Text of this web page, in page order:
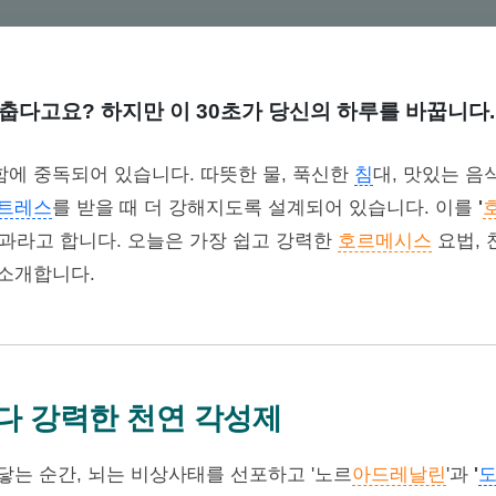
다고요? 하지만 이 30초가 당신의 하루를 바꿉니다
에 중독되어 있습니다. 따뜻한 물, 푹신한 침대, 맛있는 음
레스를 받을 때 더 강해지도록 설계되어 있습니다. 이를 '
라고 합니다. 오늘은 가장 쉽고 강력한 호르메시스 요법,
개합니다.
강력한 천연 각성제
는 순간, 뇌는 비상사태를 선포하고 '노르아드레날린'과 '